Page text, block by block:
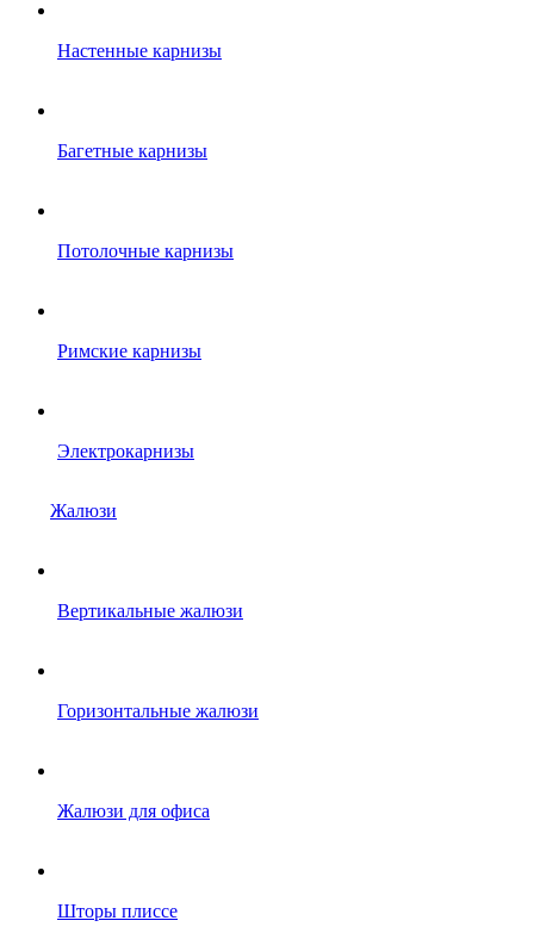
Настенные карнизы
Багетные карнизы
Потолочные карнизы
Римские карнизы
Электрокарнизы
Жалюзи
Вертикальные жалюзи
Горизонтальные жалюзи
Жалюзи для офиса
Шторы плиссе